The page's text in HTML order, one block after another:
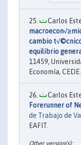
Carlos
cambio
equilibrio
11459,
Economía, CEDE.
Carlos
Forerunner of
de Trabajo de
EAFIT.